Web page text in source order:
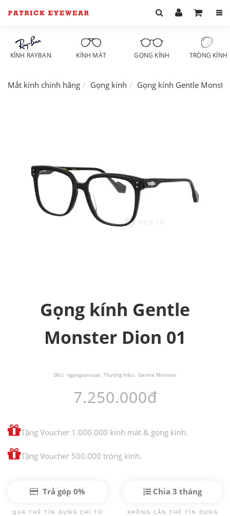
KÍNH RAYBAN KÍNH MÁT GỌNG KÍNH TRÒNG KÍNH
Mắt kính chính hãng Gọng kính Gọng kính Gentle Monster
Gọng kính Gentle
Monster Dion 01
SKU: ngungsanxuat Thương hiệu: Gentle Monster
7.250.000đ
Tặng Voucher 1.000.000 kính mát & gọng kính.
Tặng Voucher 500.000 tròng kính.
Trả góp 0%
QUA THẺ TÍN DỤNG CHỈ TỪ
Chia 3 tháng
KHÔNG CẦN THẺ TÍN DỤNG